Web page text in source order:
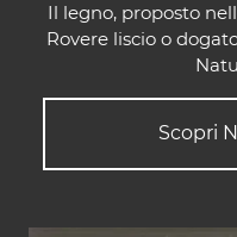
Il legno, proposto
Rovere liscio o
Scopri